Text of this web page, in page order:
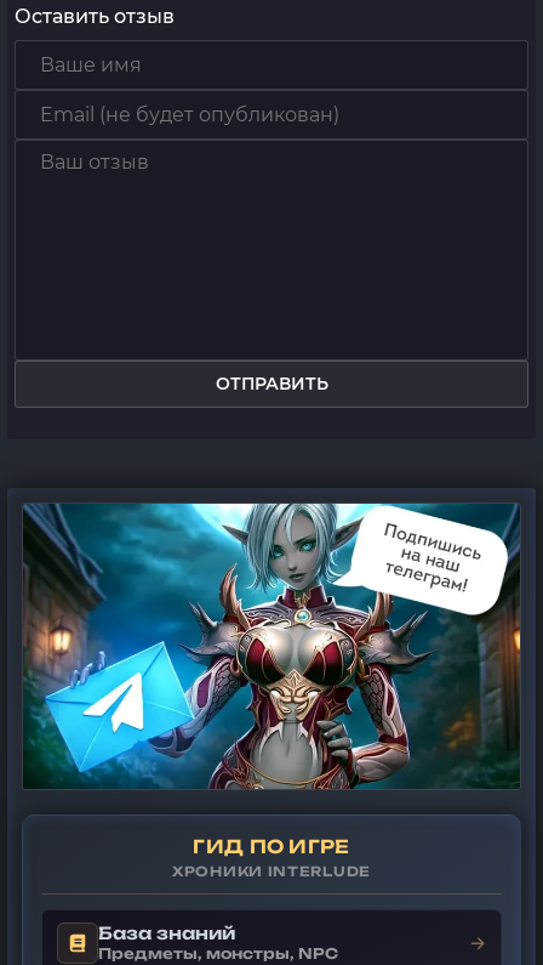
Оставить отзыв
ОТПРАВИТЬ
ГИД ПО ИГРЕ
ХРОНИКИ INTERLUDE
База знаний
Предметы, монстры, NPC →